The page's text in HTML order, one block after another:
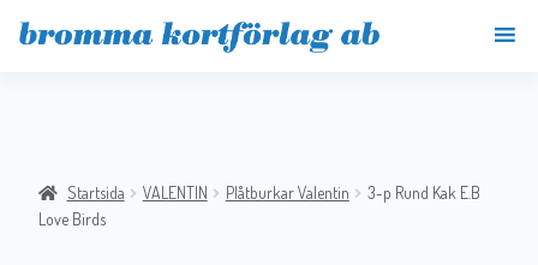
Startsida VALENTIN Plåtburkar Valentin
3-p Rund Kak E.B
Love Birds